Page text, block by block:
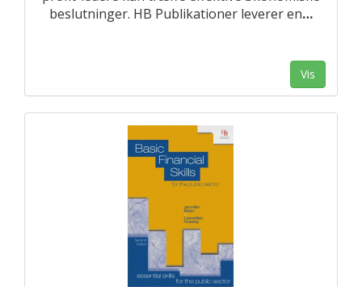
beslutninger. HB Publikationer leverer en…
Vis